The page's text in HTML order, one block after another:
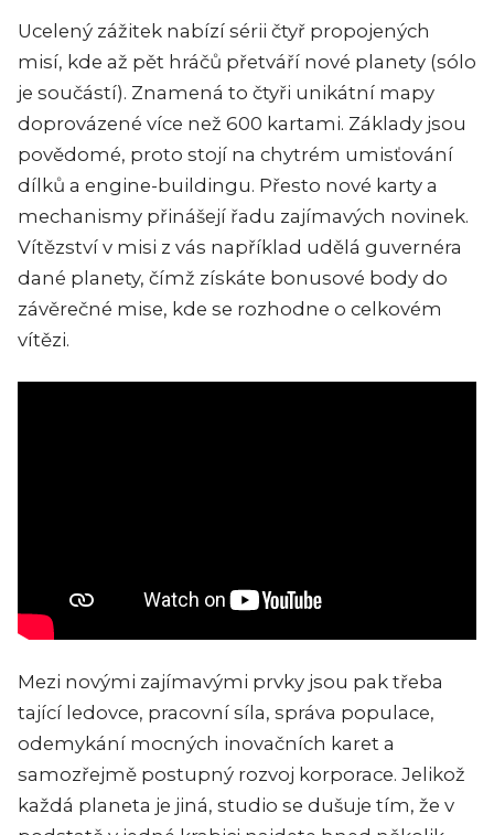
Ucelený zážitek nabízí sérii čtyř propojených
misí, kde až pět hráčů přetváří nové planety (sólo
je součástí). Znamená to čtyři unikátní mapy
doprovázené více než 600 kartami. Základy jsou
povědomé, proto stojí na chytrém umisťování
dílků a engine-buildingu. Přesto nové karty a
mechanismy přinášejí řadu zajímavých novinek.
Vítězství v misi z vás například udělá guvernéra
dané planety, čímž získáte bonusové body do
závěrečné mise, kde se rozhodne o celkovém
vítězi.
Mezi novými zajímavými prvky jsou pak třeba
tající ledovce, pracovní síla, správa populace,
odemykání mocných inovačních karet a
samozřejmě postupný rozvoj korporace. Jelikož
každá planeta je jiná, studio se dušuje tím, že v